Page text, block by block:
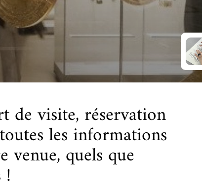
itinérante / Host
de visite, réservation
les informations
quels que
!